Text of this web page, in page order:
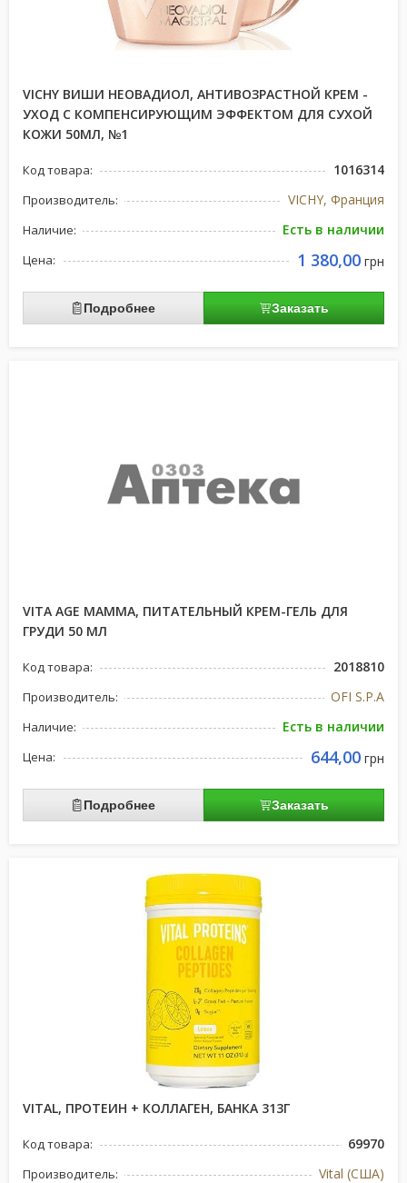
VICHY ВИШИ НЕОВАДИОЛ, АНТИВОЗРАСТНОЙ КРЕМ -
УХОД С КОМПЕНСИРУЮЩИМ ЭФФЕКТОМ ДЛЯ СУХОЙ
КОЖИ 50МЛ, №1
Код товара: 1016314
Производитель: VICHY, Франция
Наличие: Есть в наличии
Цена: 1 380,00 грн
Подробнее Заказать
VITA AGE MAMMA, ПИТАТЕЛЬНЫЙ КРЕМ-ГЕЛЬ ДЛЯ
ГРУДИ 50 МЛ
Код товара: 2018810
Производитель: OFI S.P.A
Наличие: Есть в наличии
Цена: 644,00 грн
Подробнее Заказать
VITAL, ПРОТЕИН + КОЛЛАГЕН, БАНКА 313Г
Код товара: 69970
Производитель: Vital (США)